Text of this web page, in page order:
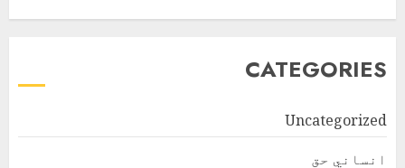
CATEGORIES
Uncategorized
انساني حق